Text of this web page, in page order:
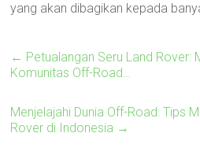
yang akan dibagikan kepada
← Petualangan Seru Land Rover:
Komunitas Off-Road…
Menjelajahi Dunia Off-Road: Tips
Rover di Indonesia →